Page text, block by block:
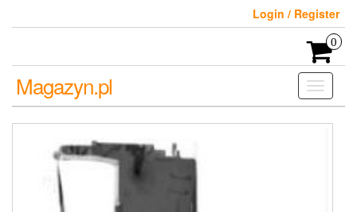
Login / Register
0
Toggle
Magazyn.pl